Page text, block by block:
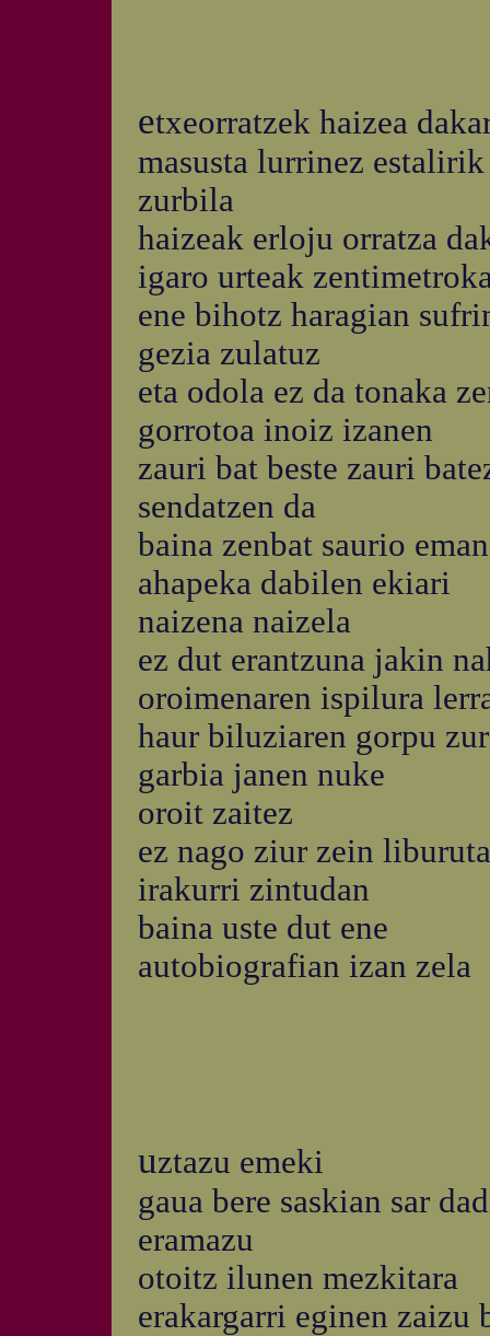
etxeorratzek haizea
masusta lurrinez estalirik
zurbila
haizeak erloju orratza
igaro urteak
ene bihotz haragian
gezia zulatuz
eta odola ez da tonaka
gorrotoa inoiz izanen
zauri bat beste zauri
sendatzen da
baina zenbat saurio
ahapeka dabilen ekiari
naizena naizela
ez dut erantzuna jakin
oroimenaren ispilura
haur biluziaren gorpu
garbia janen nuke
oroit zaitez
ez nago ziur zein
irakurri zintudan
baina uste dut ene
autobiografian izan zela
uztazu emeki
gaua bere saskian sar
eramazu
otoitz ilunen mezkitara
erakargarri eginen zaizu